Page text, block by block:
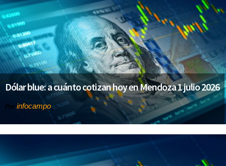
Dólar blue: a cuánto cotizan hoy en Mendoza 1 julio 2026
Por infocampo